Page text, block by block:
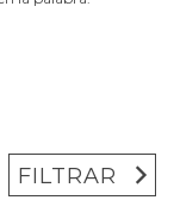
FILTRAR